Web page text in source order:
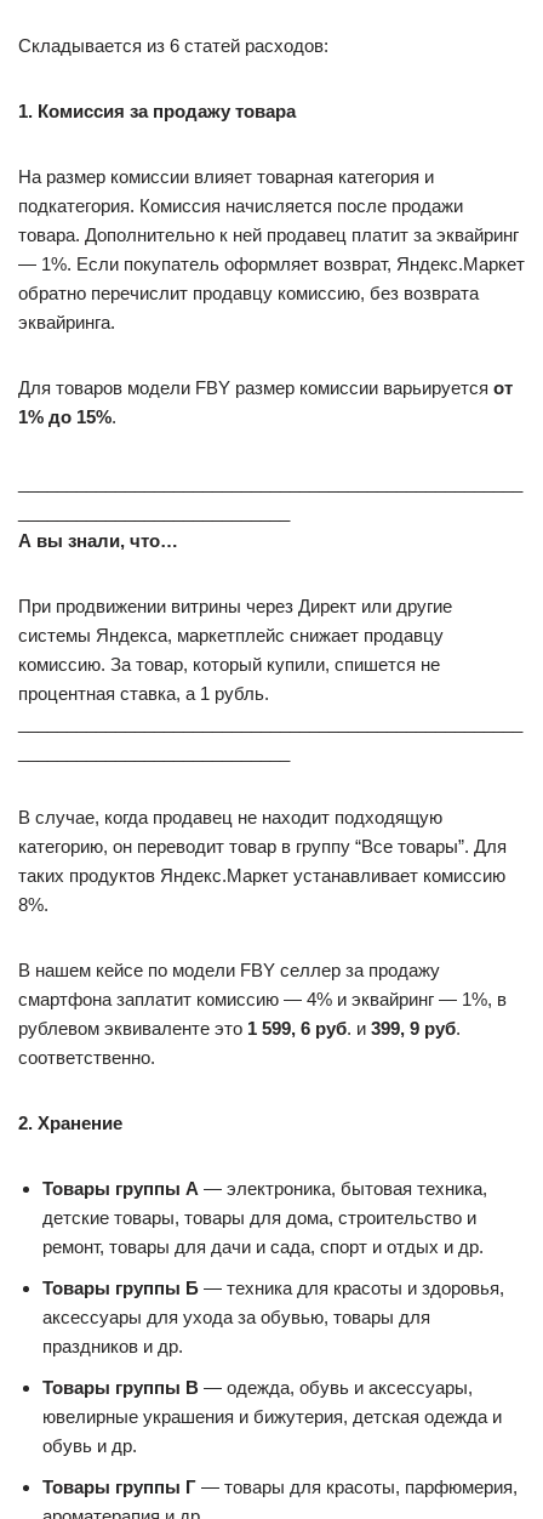
Складывается из 6 статей расходов:
1. Комиссия за продажу товара
На размер комиссии влияет товарная категория и
подкатегория. Комиссия начисляется после продажи
товара. Дополнительно к ней продавец платит за эквайринг
— 1%. Если покупатель оформляет возврат, Яндекс.Маркет
обратно перечислит продавцу комиссию, без возврата
эквайринга.
Для товаров модели FBY размер комиссии варьируется от
1% до 15%.
А вы знали, что…
При продвижении витрины через Директ или другие
системы Яндекса, маркетплейс снижает продавцу
комиссию. За товар, который купили, спишется не
процентная ставка, а 1 рубль.
В случае, когда продавец не находит подходящую
категорию, он переводит товар в группу “Все товары”. Для
таких продуктов Яндекс.Маркет устанавливает комиссию
8%.
В нашем кейсе по модели FBY селлер за продажу
смартфона заплатит комиссию — 4% и эквайринг — 1%, в
рублевом эквиваленте это 1 599, 6 руб. и 399, 9 руб.
соответственно.
2. Хранение
Товары группы А — электроника, бытовая техника,
детские товары, товары для дома, строительство и
ремонт, товары для дачи и сада, спорт и отдых и др.
Товары группы Б — техника для красоты и здоровья,
аксессуары для ухода за обувью, товары для
праздников и др.
Товары группы В — одежда, обувь и аксессуары,
ювелирные украшения и бижутерия, детская одежда и
обувь и др.
Товары группы Г — товары для красоты, парфюмерия,